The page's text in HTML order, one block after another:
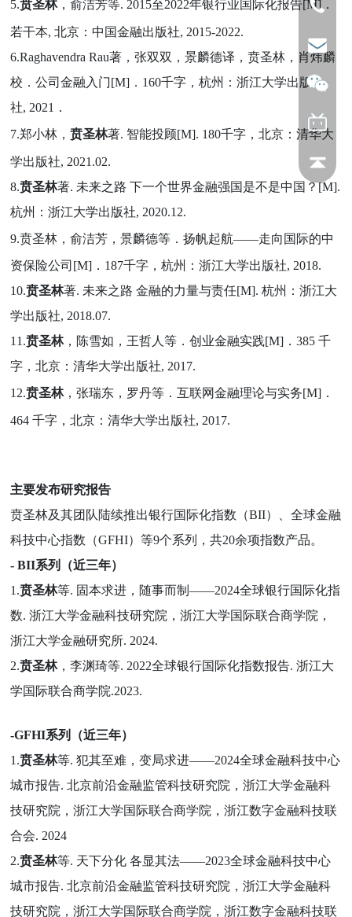
5.贲圣林，俞洁芳等. 2015至2022年银行业国际化报告[M]．
若干本,北京：中国金融出版社, 201 5-2022.
6.Raghavendra Rau著，张双双，景麟德译，贲圣林，肖炜麟
校．公司金融入门[M]．160千字，杭州：浙江大学出版
社, 2021．
7.郑小林，贲圣林著. 智能投顾[M]. 180千字，北京：清华大
学出版社, 2021.02.
8.贲圣林著. 未来之路 下一个世界金融强国是不是中国？[M].
杭州：浙江大学出版社, 2020.12.
9.贲圣林，俞洁芳，景麟德等．扬帆起航——走向国际的中
资保险公司 [M] ． 187千字，杭州：浙江大学出版社, 2018.
10.贲圣林著. 未来之路 金融的力量与责任[M]. 杭州：浙江大
学出版社, 2018.07.
11.贲圣林，陈雪如，王哲人等．创业金融实践[M]．385 千
字，北京：清华大学出版社, 2017.
12.贲圣林，张瑞东，罗丹等．互联网金融理论与实务[M] ．
464千字，北京：清华大学出版社, 2017.
主要发布研究报告
贲圣林及其团队陆续推出银行国际化指数（BII）、全球金融
科技中心指数（GFHI）等9个系列，共20余项指数产品。
- BII系列（近三年）
1.贲圣林等. 固本求进，随事而制——2024全球银行国际化指
数. 浙江大学金融科技研究院，浙江大学国际联合商学院，
浙江大学金融研究所. 2024.
2.贲圣林，李渊琦等. 2022全球银行国际化指数报告. 浙江大
学国际联合商学院.2023.
-GFHI系列（近三年）
1.贲圣林等. 犯其至难，变局求进——2024全球金融科技中心
城市报告. 北京前沿金融监管科技研究院，浙江大学金融科
技研究院，浙江大学国际联合商学院，浙江数字金融科技联
合会. 2024
2.贲圣林等. 天下分化 各显其法——2023全球金融科技中心
城市报告. 北京前沿金融监管科技研究院，浙江大学金融科
技研究院，浙江大学国际联合商学院，浙江数字金融科技联